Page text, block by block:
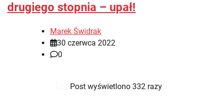
drugiego stopnia – upał!
Marek Świdrak
30 czerwca 2022
0
Post wyświetlono 332 razy